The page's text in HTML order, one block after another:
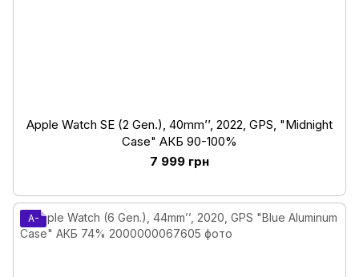
Apple Watch SE (2 Gen.), 40mm’’, 2022, GPS, "Midnight
Case" АКБ 90-100%
7 999 грн
A-